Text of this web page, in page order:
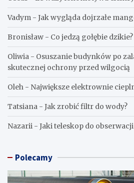
Vadym - Jak wygląda dojrzałe
Bronisław - Co jedzą gołębie dzikie?
Oliwia - Osuszanie budynków po
skutecznej ochrony przed wilgocią
Oleh - Największe elektrownie
Tatsiana - Jak zrobić filtr do wody?
Nazarii - Jaki teleskop do
Polecamy